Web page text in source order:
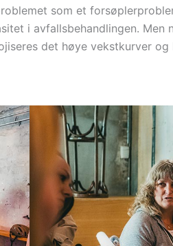
som et
i avfallsbehandlingen. Men
det høye vekstkurver